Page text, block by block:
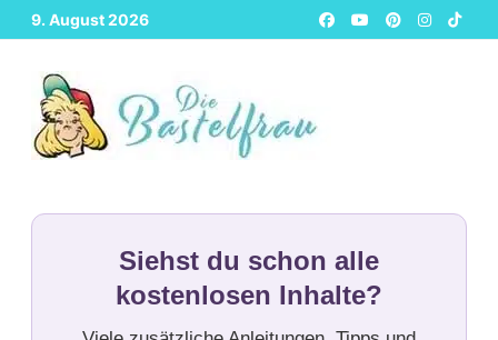
Zurück
zum
Inhalt
9. August 2026
Siehst du schon alle
kostenlosen Inhalte?